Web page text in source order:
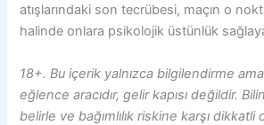
atışlarındaki son tecrübesi, maçın o
halinde onlara psikolojik üstünlük
18+. Bu içerik yalnızca bilgilendirme
eğlence aracıdır, gelir kapısı değildir.
belirle ve bağımlılık riskine karşı dikkatli